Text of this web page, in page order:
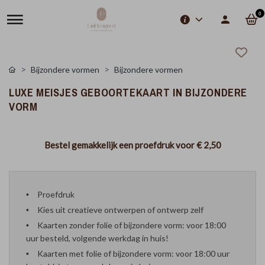
0
Bijzondere vormen Bijzondere vormen
LUXE MEISJES GEBOORTEKAART IN BIJZONDERE
VORM
Bestel gemakkelijk een proefdruk voor€ 2,50
Proefdruk
Kies uit creatieve ontwerpen of ontwerp zelf
Kaarten zonder folie of bijzondere vorm: voor 18:00
uur besteld, volgende werkdag in huis!
Kaarten met folie of bijzondere vorm: voor 18:00 uur